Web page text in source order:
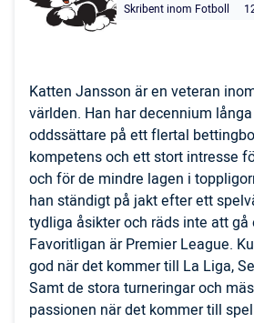
Skribent inom Fotboll
Katten Jansson är en veteran
världen. Han har decennium
oddssättare på ett flertal
kompetens och ett stort intresse
och för de mindre lagen i
han ständigt på jakt efter ett
tydliga åsikter och räds inte att
Favoritligan är Premier League.
god när det kommer till La Liga,
Samt de stora turneringar och
passionen när det kommer till